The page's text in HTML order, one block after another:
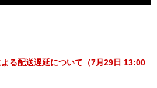
る配送遅延について（7月29日 13:00